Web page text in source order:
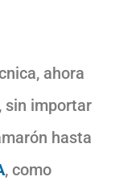
ahora
sin importar
hasta
, como